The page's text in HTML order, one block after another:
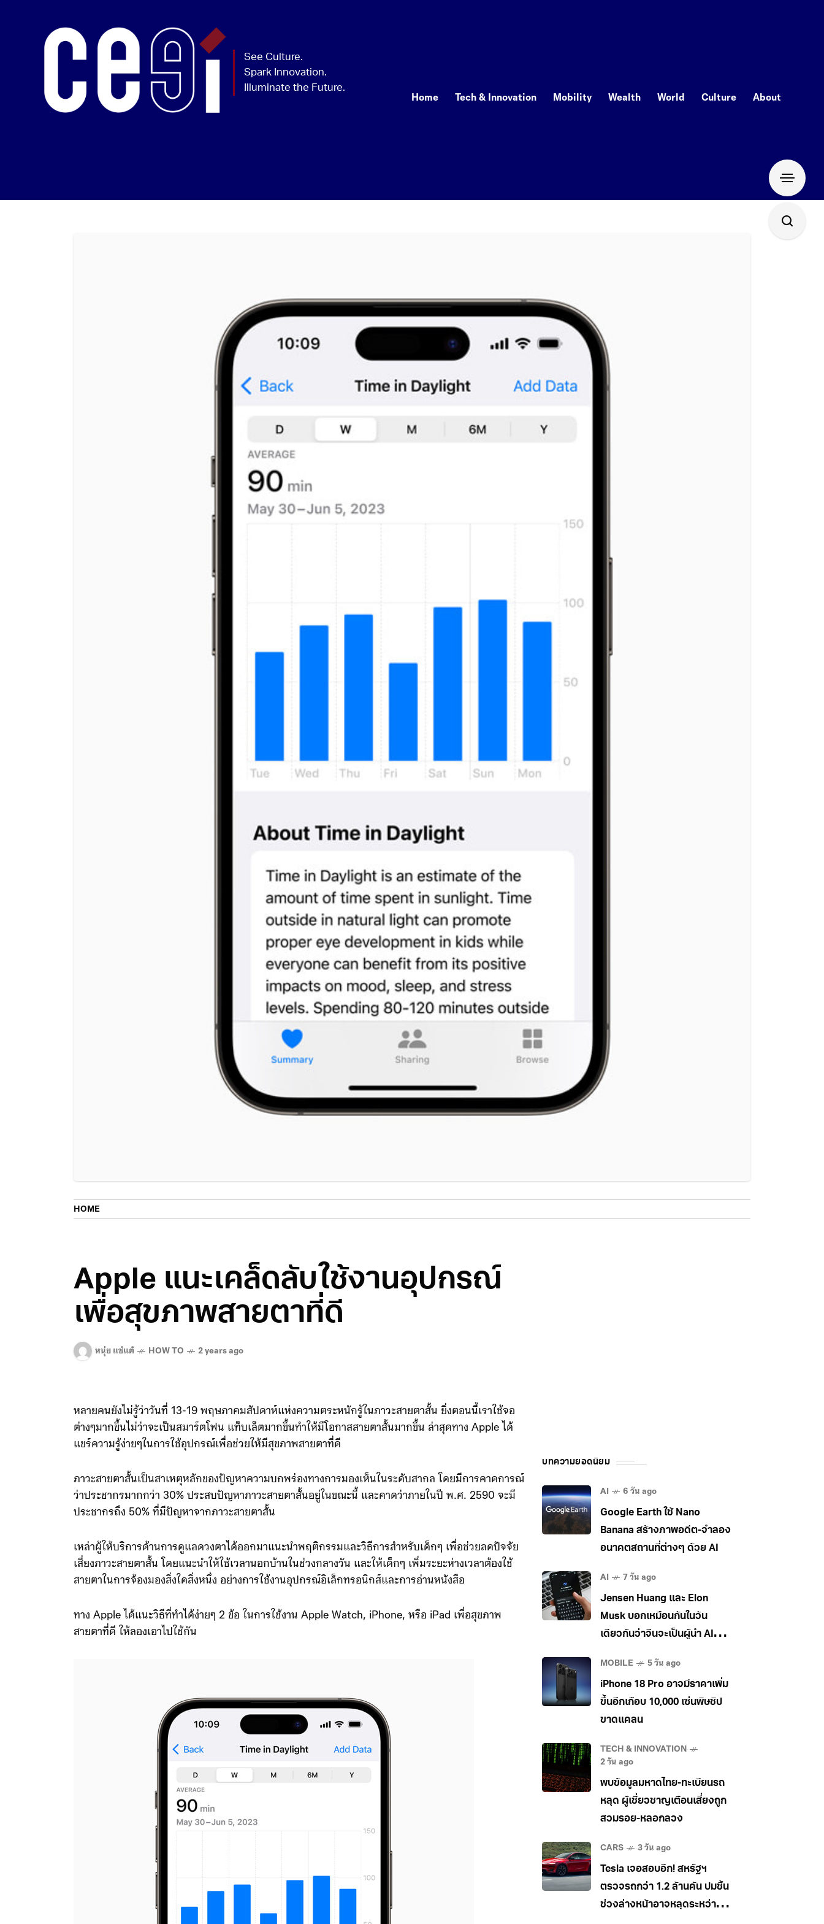
Home Tech & Innovation Mobility Wealth World Culture About
HOME
Apple แนะเคล็ดลับใช้งานอุปกรณ์
เพื่อสุขภาพสายตาที่ดี
หนุ่ย แซ่แต้ HOW TO 2 years ago
หลายคนยังไม่รู้ว่าวันที่ 13-19 พฤษภาคมสัปดาห์แห่งความตระหนักรู้ในภาวะสายตาสั้น ยิ่งตอนนี้เราใช้จอ
ต่างๆมากขึ้นไม่ว่าจะเป็นสมาร์ตโฟน แท็บเล็ตมากขึ้นทำให้มีโอกาสสายตาสั้นมากขึ้น ล่าสุดทาง Apple ได้
แขร์ความรู้ง่ายๆในการใช้อุปกรณ์เพื่อช่วยให้มีสุขภาพสายตาที่ดี
ภาวะสายตาสั้นเป็นสาเหตุหลักของปัญหาความบกพร่องทางการมองเห็นในระดับสากล โดยมีการคาดการณ์
ว่าประชากรมากกว่า 30% ประสบปัญหาภาวะสายตาสั้นอยู่ในขณะนี้ และคาดว่าภายในปี พ.ศ. 2590 จะมี
ประชากรถึง 50% ที่มีปัญหาจากภาวะสายตาสั้น
เหล่าผู้ให้บริการด้านการดูแลดวงตาได้ออกมาแนะนำพฤติกรรมและวิธีการสำหรับเด็กๆ เพื่อช่วยลดปัจจัย
เสี่ยงภาวะสายตาสั้น โดยแนะนำให้ใช้เวลานอกบ้านในช่วงกลางวัน และให้เด็กๆ เพิ่มระยะห่างเวลาต้องใช้
สายตาในการจ้องมองสิ่งใดสิ่งหนึ่ง อย่างการใช้งานอุปกรณ์อิเล็กทรอนิกส์และการอ่านหนังสือ
ทาง Apple ได้แนะวิธีที่ทำได้ง่ายๆ 2 ข้อ ในการใช้งาน Apple Watch, iPhone, หรือ iPad เพื่อสุขภาพ
สายตาที่ดี ให้ลองเอาไปใช้กัน
บทความยอดนิยม
AI 6 วัน ago
Google Earth ใช้ Nano
Banana สร้างภาพอดีต-จำลอง
อนาคตสถานที่ต่างๆ ด้วย AI
AI 7 วัน ago
Jensen Huang และ Elon
Musk บอกเหมือนกันในวัน
เดียวกันว่าจีนจะเป็นผู้นำ AI
MOBILE 5 วัน ago
iPhone 18 Pro อาจมีราคาเพิ่ม
ขึ้นอีกเกือบ 10,000 เซ่นพิษชิป
ขาดแคลน
TECH & INNOVATION
2 วัน ago
พบข้อมูลมหาดไทย-ทะเบียนรถ
หลุด ผู้เชี่ยวชาญเตือนเสี่ยงถูก
สวมรอย-หลอกลวง
CARS 3 วัน ago
Tesla เจอสอบอีก! สหรัฐฯ
ตรวจรถกว่า 1.2 ล้านคัน ปมชิ้น
ช่วงล่างหน้าอาจหลุดระหว่าง